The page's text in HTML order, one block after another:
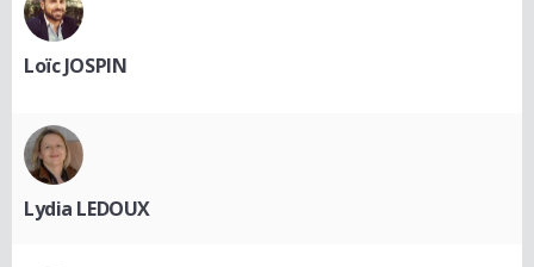
Loïc JOSPIN
Lydia LEDOUX